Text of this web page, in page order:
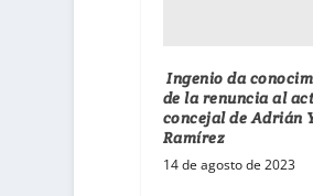
Ingenio da
de la renuncia al
concejal de Adrián
Ramírez
14 de agosto de 2023